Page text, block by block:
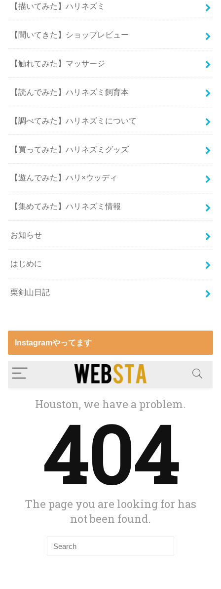
【描いてみた】ハリネズミ
【聞いてきた】ショップレビュー
【触れてみた】マッサージ
【読んでみた】ハリネズミ飼育本
【調べてみた】ハリネズミについて
【買ってみた】ハリネズミグッズ
【遊んでみた】ハリ×ウッディ
【集めてみた】ハリネズミ情報
お知らせ
はじめに
栗剣山日記
Instagramやってます